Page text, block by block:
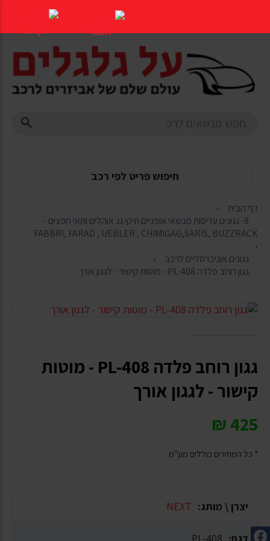
העמוד
חיפוש פריט לפי רכב
דף הבית
8- גגונים עריסות מנשאי אופניים תיקי גג אוהלים ותאי חפצים -
FABBRI, FARAD , UEBLER , CHIMIGAG,SARIS, BUZZRACK
גגונים אוניברסליים לרכב
גגון רוחב פלדה PL-408 - מוטות קישור - לגגון אורך
גגון רוחב פלדה PL-408 - מוטות
קישור - לגגון אורך
425
₪
* כל המחירים כוללים מע"מ
יצרן \ מותג: NEXT